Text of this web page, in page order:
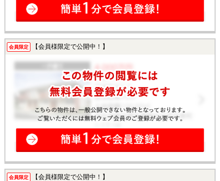
会員限定 【会員様限定で公開中！】
会員限定 【会員様限定で公開中！】